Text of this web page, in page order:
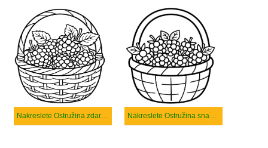
Nakreslete Ostružina zdarma pro děti Nakreslete Ostružina snadný